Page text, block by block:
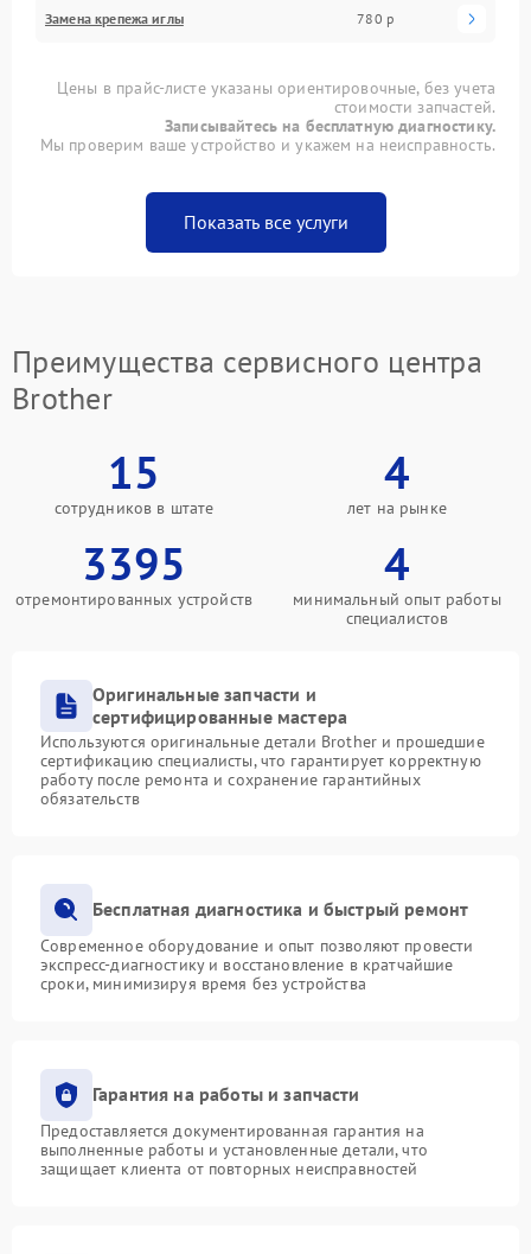
Замена крепежа иглы 780 р
Цены в прайс-листе указаны ориентировочные, без учета
стоимости запчастей.
Записывайтесь на бесплатную диагностику.
Мы проверим ваше устройство и укажем на неисправность.
Показать все услуги
Преимущества сервисного центра
Brother
15
сотрудников в штате
4
лет на рынке
3395
отремонтированных устройств
4
минимальный опыт работы
специалистов
Оригинальные запчасти и
сертифицированные мастера
Используются оригинальные детали Brother и прошедшие
сертификацию специалисты, что гарантирует корректную
работу после ремонта и сохранение гарантийных
обязательств
Бесплатная диагностика и быстрый ремонт
Современное оборудование и опыт позволяют провести
экспресс-диагностику и восстановление в кратчайшие
сроки, минимизируя время без устройства
Гарантия на работы и запчасти
Предоставляется документированная гарантия на
выполненные работы и установленные детали, что
защищает клиента от повторных неисправностей